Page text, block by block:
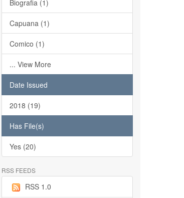
Biografia (1)
Capuana (1)
Comico (1)
... View More
Date Issued
2018 (19)
Has File(s)
Yes (20)
RSS FEEDS
RSS 1.0